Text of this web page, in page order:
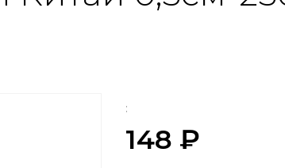
:
148 ₽